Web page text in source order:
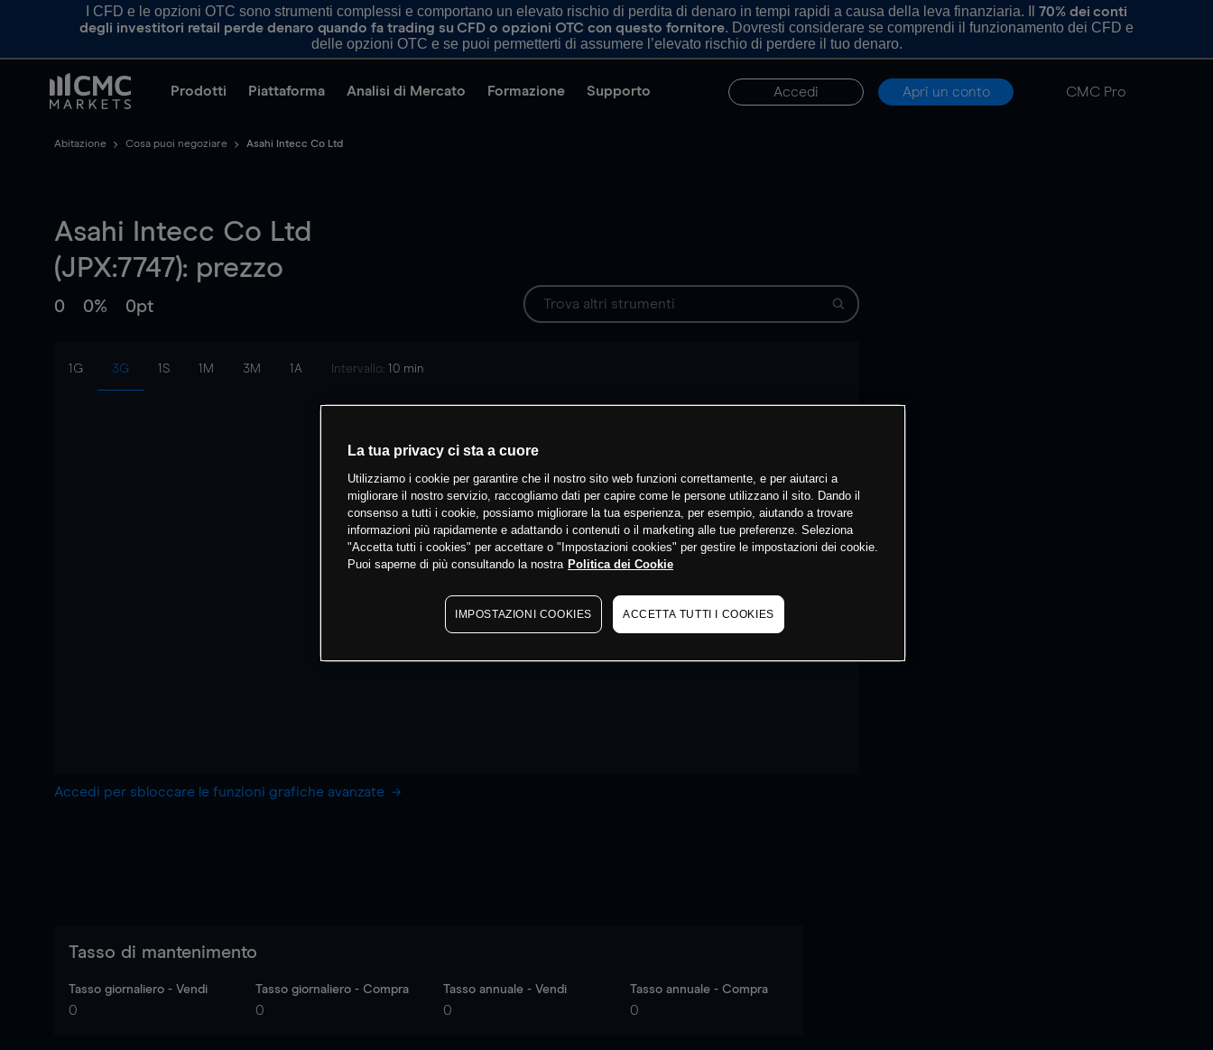
I CFD e le opzioni OTC sono strumenti complessi e comportano un elevato rischio di perdita di denaro in tempi rapidi a causa della leva finanziaria. Il 70% dei conti
degli investitori retail perde denaro quando fa trading su CFD o opzioni OTC con questo fornitore. Dovresti considerare se comprendi il funzionamento dei CFD e
delle opzioni OTC e se puoi permetterti di assumere l’elevato rischio di perdere il tuo denaro.
Prodotti Piattaforma Analisi di Mercato Formazione Supporto Accedi Apri un conto CMC Pro
Abitazione Cosa puoi negoziare Asahi Intecc Co Ltd
Asahi Intecc Co Ltd
(JPX:7747): prezzo
0 0% 0pt
1G 3G 1S 1M 3M 1A Intervallo: 10 min
Accedi per sbloccare le funzioni grafiche avanzate
Tasso di mantenimento
Tasso giornaliero - Vendi
0
Tasso giornaliero - Compra
0
Tasso annuale - Vendi
0
Tasso annuale - Compra
0
La tua privacy ci sta a cuore
Utilizziamo i cookie per garantire che il nostro sito web funzioni correttamente, e per aiutarci a
migliorare il nostro servizio, raccogliamo dati per capire come le persone utilizzano il sito. Dando il
consenso a tutti i cookie, possiamo migliorare la tua esperienza, per esempio, aiutando a trovare
informazioni più rapidamente e adattando i contenuti o il marketing alle tue preferenze. Seleziona
"Accetta tutti i cookies" per accettare o "Impostazioni cookies" per gestire le impostazioni dei cookie.
Puoi saperne di più consultando la nostra Politica dei Cookie
IMPOSTAZIONI COOKIES ACCETTA TUTTI I COOKIES